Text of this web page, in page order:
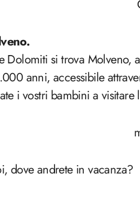
Dolomiti si trova Molveno,
anni, accessibile
i vostri bambini a
dove andrete in vacanza?